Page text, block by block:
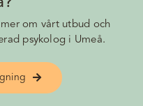
om vårt utbud och
psykolog i Umeå.